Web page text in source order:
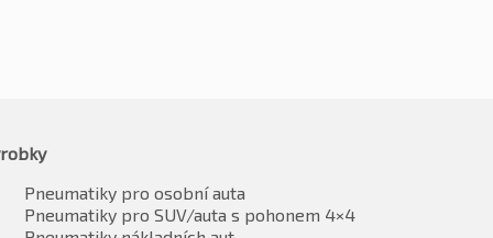
Pneumatiky pro osobní auta
Pneumatiky pro SUV/auta s pohonem 4×4